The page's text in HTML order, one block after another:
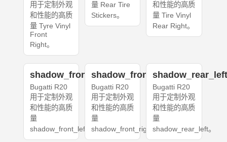
用于定制外观
和性能的高质
量 Tyre Vinyl
Front
Right。
量 Rear Tire
Stickers。
和性能的高质
量 Tire Vinyl
Rear Right。
shadow_front_left
Bugatti R20
用于定制外观
和性能的高质
量
shadow_front_left。
shadow_front_right
Bugatti R20
用于定制外观
和性能的高质
量
shadow_front_right。
Bugatti R20
用于定制外观
和性能的高质
量
shadow_rear_left。